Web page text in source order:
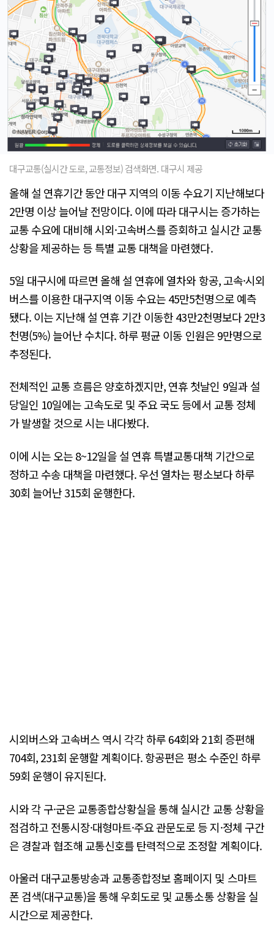
대구교통(실시간 도로, 교통정보) 검색화면. 대구시 제공
올해 설 연휴기간 동안 대구 지역의 이동 수요기 지난해보다
2만명 이상 늘어날 전망이다. 이에 따라 대구시는 증가하는
교통 수요에 대비해 시외·고속버스를 증회하고 실시간 교통
상황을 제공하는 등 특별 교통 대책을 마련했다.
5일 대구시에 따르면 올해 설 연휴에 열차와 항공, 고속·시외
버스를 이용한 대구지역 이동 수요는 45만5천명으로 예측
됐다. 이는 지난해 설 연휴 기간 이동한 43만2천명보다 2만3
천명(5%) 늘어난 수치다. 하루 평균 이동 인원은 9만명으로
추정된다.
전체적인 교통 흐름은 양호하겠지만, 연휴 첫날인 9일과 설
당일인 10일에는 고속도로 및 주요 국도 등에서 교통 정체
가 발생할 것으로 시는 내다봤다.
이에 시는 오는 8~12일을 설 연휴 특별교통대책 기간으로
정하고 수송 대책을 마련했다. 우선 열차는 평소보다 하루
30회 늘어난 315회 운행한다.
시외버스와 고속버스 역시 각각 하루 64회와 21회 증편해
704회, 231회 운행할 계획이다. 항공편은 평소 수준인 하루
59회 운행이 유지된다.
시와 각 구·군은 교통종합상황실을 통해 실시간 교통 상황을
점검하고 전통시장·대형마트·주요 관문도로 등 지·정체 구간
은 경찰과 협조해 교통신호를 탄력적으로 조정할 계획이다.
아울러 대구교통방송과 교통종합정보 홈페이지 및 스마트
폰 검색(대구교통)을 통해 우회도로 및 교통소통 상황을 실
시간으로 제공한다.